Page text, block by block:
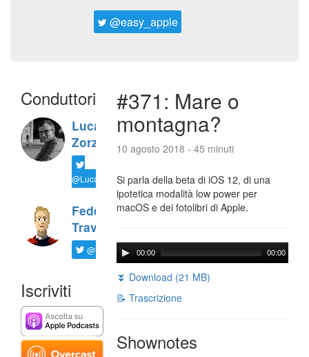
@easy_apple
Conduttori
Luca
Zorzi
@LucaTNT
Federico
Travaini
@ftrava
Iscriviti
#371: Mare o
montagna?
10 agosto 2018 - 45 minuti
Si parla della beta di iOS 12, di una
ipotetica modalità low power per
macOS e dei fotolibri di Apple.
00:00 00:00
⏬ Download (21 MB)
📝 Trascrizione
Shownotes